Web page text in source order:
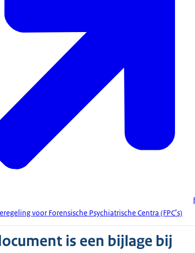
voor Forensische Psychiatrische Centra (FPC’s)
is een bijlage bij